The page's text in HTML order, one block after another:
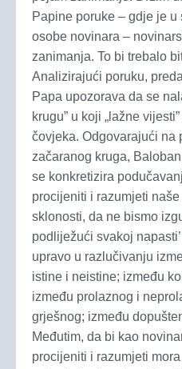
Papine poruke – gdje je
osobe novinara –
zanimanja. To bi trebalo
Analizirajući poruku,
Papa upozorava da se
krugu” u koji „lažne
čovjeka. Odgovarajući na
začaranog kruga,
se konkretizira
procijeniti i razumjeti
sklonosti, da ne bismo
podliježući svakoj
upravo u razlučivanju
istine i neistine; između
između prolaznog i
grješnog; između
Međutim, da bi kao
procijeniti i razumjeti